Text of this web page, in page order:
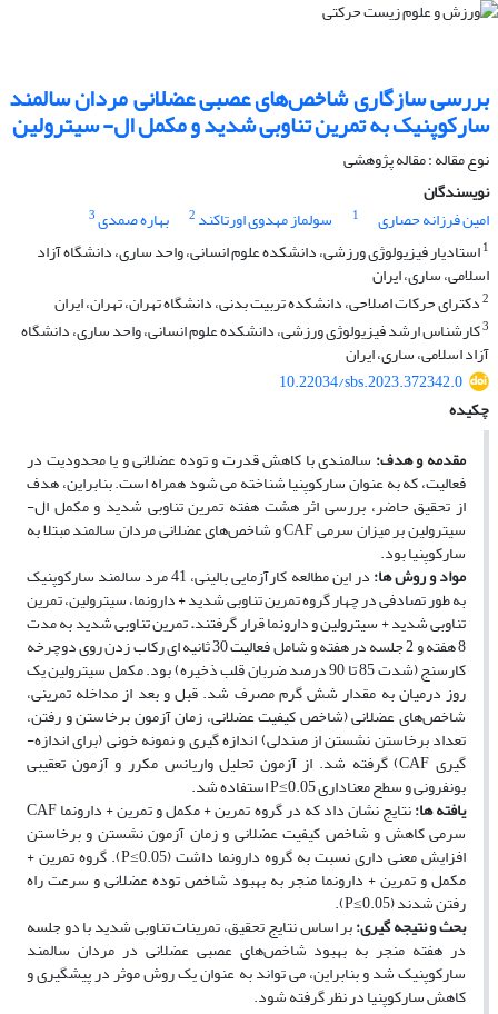
بررسی سازگاری شاخص‌های عصبی عضلانی مردان سالمند
سارکوپنیک به تمرین تناوبی شدید و مکمل ال- سیترولین
نوع مقاله : مقاله پژوهشی
نویسندگان
امین فرزانه حصاری
1 سولماز مهدوی اورتاکند 2 بهاره صمدی3
1استادیار فیزیولوژی ورزشی، دانشکده علوم انسانی، واحد ساری، دانشگاه آزاد
اسلامی، ساری، ایران
2دکترای حرکات اصلاحی، دانشکده تربیت بدنی، دانشگاه تهران، تهران، ایران
3کارشناس ارشد فیزیولوژی ورزشی، دانشکده علوم انسانی، واحد ساری، دانشگاه
آزاد اسلامی، ساری، ایران
10.22034/sbs.2023.372342.0
چکیده
مقدمه و هدف: سالمندی با کاهش قدرت و توده عضلانی و یا محدودیت در
فعالیت، که به عنوان سارکوپنیا شناخته می­ شود همراه است. بنابراین، هدف
از تحقیق حاضر، بررسی اثر هشت هفته تمرین تناوبی شدید و مکمل ال-
سیترولین بر میزان سرمی CAF و شاخص‌های عضلانی مردان سالمند مبتلا به
سارکوپنیا بود.
مواد و روش ­ها: در این مطالعه کارآزمایی بالینی، 41 مرد سالمند سارکوپنیک
به طور تصادفی در چهار گروه تمرین تناوبی شدید + دارونما، سیترولین، تمرین
تناوبی شدید + سیترولین و دارونما قرارگرفتند.تمرین تناوبی شدید به مدت
8 هفته و 2 جلسه در هفته و شامل فعالیت 30 ثانیه ­ای رکاب زدن روی دوچرخه
کارسنج (شدت 85 تا 90 درصد ضربان قلب ذخیره) بود. مکمل سیترولین یک
روز درمیان به مقدار شش گرم مصرف شد. قبل و بعد از مداخله تمرینی،
شاخص‌های عضلانی (شاخص کیفیت عضلانی، زمان آزمون برخاستن و رفتن،
تعداد برخاستن نشستن از صندلی) اندازه­ گیری و نمونه خونی (برای اندازه­
گیری CAF) گرفته شد. از آزمون تحلیل واریانس مکرر و آزمون تعقیبی
بونفرونی و سطح معناداری 0.05≥P استفاده شد.
یافته ­ها: نتایج نشان داد که در گروه تمرین + مکمل و تمرین + دارونما CAF
سرمی کاهش و شاخص کیفیت عضلانی و زمان آزمون نشستن و برخاستن
افزایش معنی ­داری نسبت به گروه دارونما داشت (0.05≥P). گروه تمرین +
مکمل و تمرین + دارونما منجر به بهبود شاخص توده عضلانی و سرعت راه
رفتن شدند (0.05≥P).
بحث و نتیجه­ گیری:بر اساس نتایج تحقیق، تمرینات تناوبی شدید با دو جلسه
در هفته منجر به بهبود شاخص‌های عصبی عضلانی در مردان سالمند
سارکوپنیک شد و بنابراین، می ­تواند به عنوان یک روش موثر در پیشگیری و
کاهش سارکوپنیا در نظر گرفته شود.